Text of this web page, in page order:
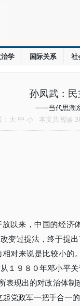
学 国际关系 社
孙凤武：
——当代思潮
大 中 小 本文共阅读
放以来，中国的经
变过提法，终于提
对来说是比较小
１９８０年邓小平
表现出的对政治体
党政军一把手合一